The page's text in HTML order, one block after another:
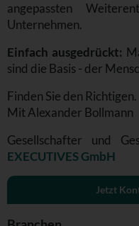
angepassten
Unternehmen.
Einfach ausgedrückt:
sind die Basis - der
Finden Sie den Richtigen.
Mit Alexander Bollmann
Gesellschafter und
EXECUTIVES GmbH
Jetzt